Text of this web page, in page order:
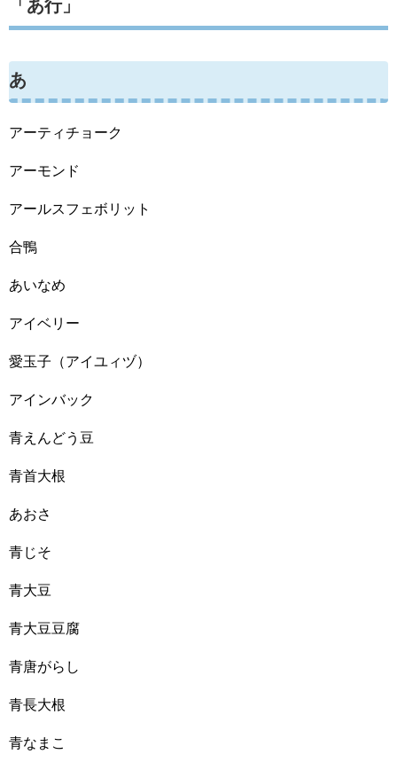
「あ行」
あ
アーティチョーク
アーモンド
アールスフェボリット
合鴨
あいなめ
アイベリー
愛玉子（アイユィヅ）
アインバック
青えんどう豆
青首大根
あおさ
青じそ
青大豆
青大豆豆腐
青唐がらし
青長大根
青なまこ